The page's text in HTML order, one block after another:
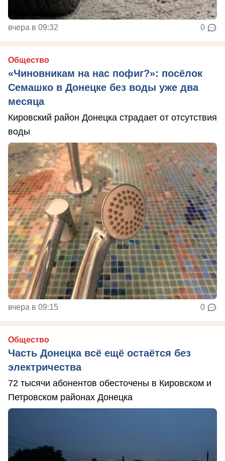
вчера в 09:32 0
Общество
«Чиновникам на нас пофиг?»: посёлок
Семашко в Донецке без воды уже два
месяца
Кировский район Донецка страдает от отсутствия
воды
вчера в 09:15 0
Общество
Часть Донецка всё ещё остаётся без
электричества
72 тысячи абонентов обесточены в Кировском и
Петровском районах Донецка